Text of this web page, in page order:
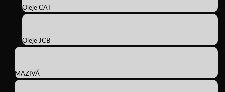
Oleje CAT
Oleje JCB
MAZIVÁ